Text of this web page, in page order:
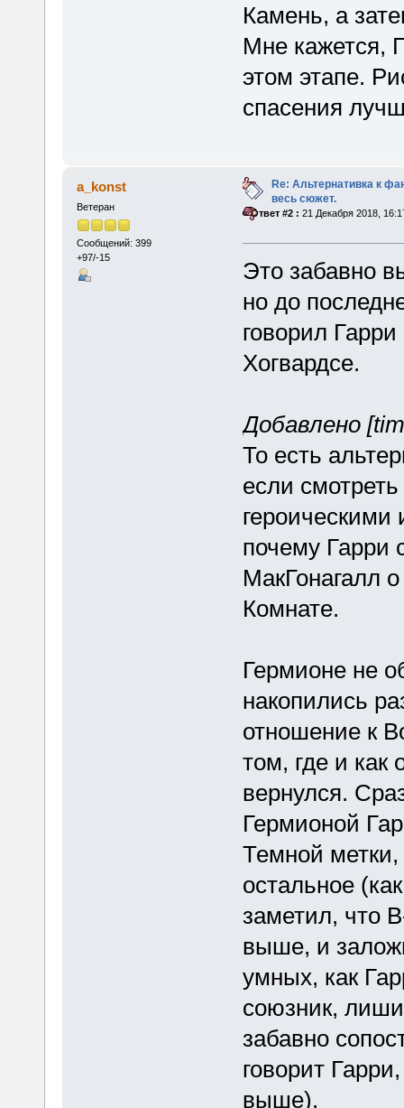
Камень, а
Мне кажется,
этом этапе.
спасения
a_konst
Ветеран
Сообщений: 399
+97/-15
Re: Альтернативка к
весь сюжет.
«Ответ #2 : 21 Декабря 2018,
Это забавно
но до
говорил
Хогвардсе.
Добавлено
То есть
если
героическими
почему Гарри
МакГонагалл
Комнате.
Гермионе не
накопились
отношение к
том, где и как
вернулся.
Гермионой
Темной
остальное
заметил, что
выше, и
умных, как
союзник,
забавно
говорит
выше).